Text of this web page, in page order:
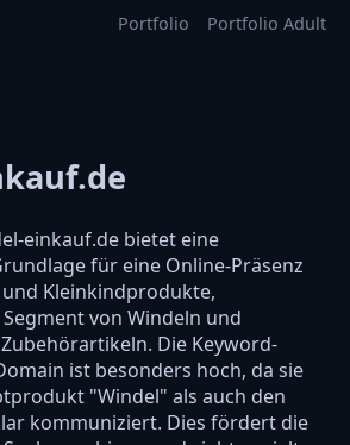
Portfolio Portfolio Adult
einkauf.de bietet eine
für eine Online-Präsenz
und Kleinkindprodukte,
von Windeln und
Die Keyword-
ist besonders hoch, da sie
"Windel" als auch den
kommuniziert. Dies fördert die